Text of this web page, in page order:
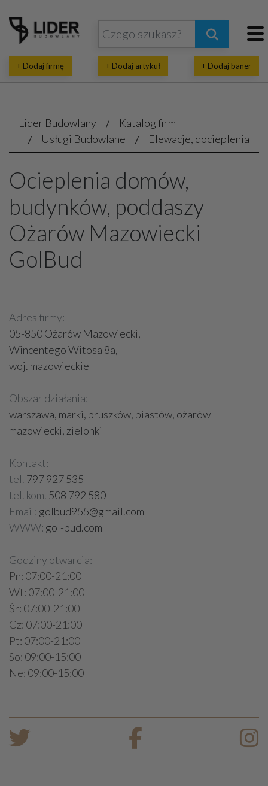
+ Dodaj firmę + Dodaj artykuł + Dodaj baner
Lider Budowlany
Katalog firm
Usługi Budowlane
Elewacje, docieplenia
Ocieplenia domów,
budynków, poddaszy
Ożarów Mazowiecki
GolBud
Adres firmy:
05-850 Ożarów Mazowiecki,
Wincentego Witosa 8a,
woj. mazowieckie
Obszar działania:
warszawa, marki, pruszków, piastów, ożarów
mazowiecki, zielonki
Kontakt:
tel. 797 927 535
tel. kom. 508 792 580
Email: golbud955@gmail.com
WWW: gol-bud.com
Godziny otwarcia:
Pn: 07:00-21:00
Wt: 07:00-21:00
Śr: 07:00-21:00
Cz: 07:00-21:00
Pt: 07:00-21:00
So: 09:00-15:00
Ne: 09:00-15:00